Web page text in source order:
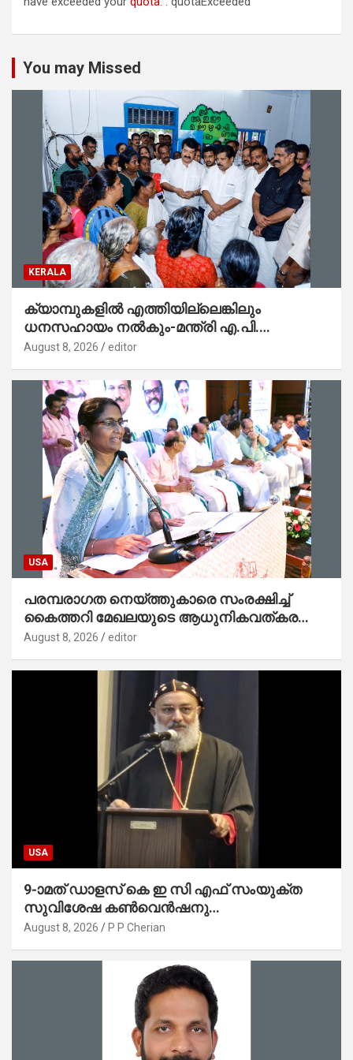
You may Missed
KERALA
ക്യാമ്പുകളിൽ എത്തിയില്ലെങ്കിലും
ധനസഹായം നൽകും-മന്ത്രി എ.പി.
അനിൽകുമാർ
August 8, 2026 editor
USA
പരമ്പരാഗത നെയ്ത്തുകാരെ സംരക്ഷിച്ച്
കൈത്തറി മേഖലയുടെ ആധുനികവത്കരണം
സാധ്യമാക്കും : ഡെപ്യൂട്ടി സ്പീക്കർ
August 8, 2026 editor
USA
9-ാമത് ഡാളസ് കെ ഇ സി എഫ് സംയുക്ത
സുവിശേഷ കൺവെൻഷനു
പ്രാർത്ഥനാനിർഭരമായ തുടക്കം
August 8, 2026 P P Cherian